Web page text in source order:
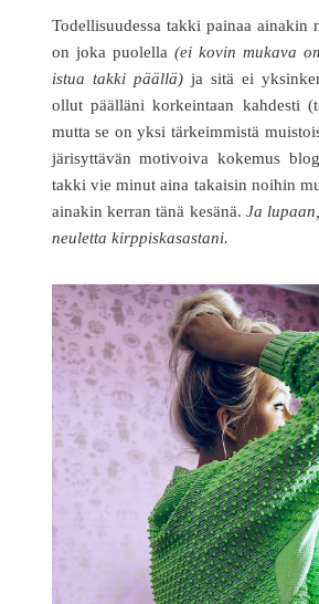
Todellisuudessa takki painaa
on joka puolella (ei kovin mukava
istua takki päällä)ja sitä ei
ollut päälläni korkeintaan kahdesti
mutta se on yksi tärkeimmistä
järisyttävän motivoiva kokemus
takki vie minut aina takaisin noihin
ainakin kerran tänä kesänä.Ja
neuletta kirppiskasastani.